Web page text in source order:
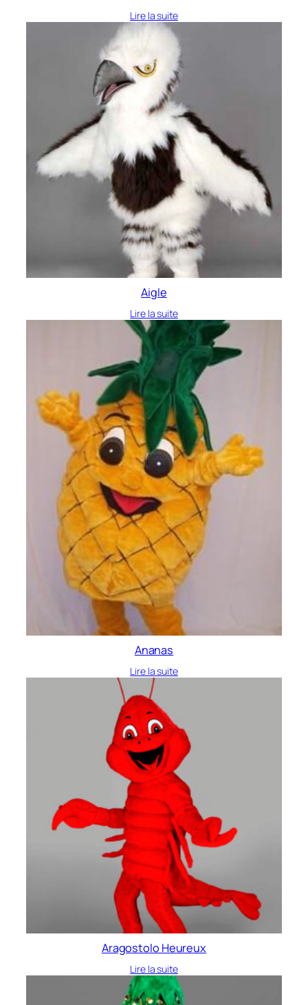
Lire la suite
Aigle
Lire la suite
Ananas
Lire la suite
Aragostolo Heureux
Lire la suite